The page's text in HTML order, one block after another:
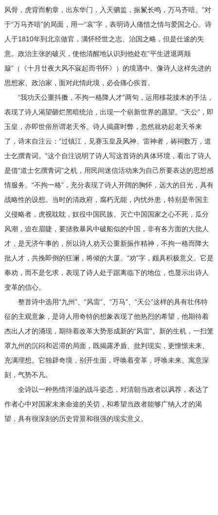
风骨，虎背而豹章，出东华门，入天驷监，振鬣长鸣，万马齐喑。”对
于“万马齐喑”的局面，用一“哀”字，表明诗人痛惜之情与爱国之心。诗
人于1810年到北京做官，满怀经世之志、治国之略，但是仕途的失
意。政治主张的破灭，使他清醒地认识到他处在“平生进退两颠
簸”（《十月廿夜大风不寐起而书怀》）的境遇中。像诗人这样先进的
思想家、政治家，面对此情此境，必会痛心疾首。
“我功天公重抖擞，不拘一格降人才”两句，运用移花接木的手法，
表现了诗人渴望砸烂黑暗统治，出现一个崭新世界的愿望。“天公”，即
玉皇，亦即世俗所谓老天爷。诗人揭露时弊，忽然就劝起老天爷来
了，诗末自注云：“过镇江，见赛玉皇及风神、雷神者，祷祠数万，道
士乞撰青词。”这个自注说明了诗人写这首诗的具体环境，看出了诗人
是借“道士乞撰青词”之机，用民间迷信活动来为自己所要表达的思想感
情服务。“不拘一格”，充分表现了诗人开阔的胸怀，远大的目光，具有
战略性的设想。当时的清政府，腐朽无能，内忧外患，特别是帝国主
义侵略者，虎视耽耽，奴役中国民族、灭亡中国国家之心不死，瓜分
风潮，迫在眉睫，要拯救暴风中破船似的中国，非有各方面的大批人
才，是无济午事的，所以诗人劝天公重新振作精神，不拘一格而降大
批人才，共挽即倒的狂澜，将倾的大厦。“劝”字，颇具积极意义。它是
奉劝，而不是乞求，表现了诗人处于踞离临下的地位，也显示出诗人
变革的信心。
整首诗中选用“九州”、“风雷”、“万马”、“天公”这样的具有壮伟特
征的主观意象，是诗人用奇特的想象表现了他热烈的希望，他期待着
杰出人才的涌现，期待着改革大势形成新的“风雷”、新的生机，一扫笼
罩九州的沉闷和迟滞的局面，既揭露矛盾、批判现实，更憧憬未来、
充满理想。它独辟奇境，别开生面，呼唤着变革，呼唤未来。寓意深
刻，气势不凡。
全诗以一种热情洋溢的战斗姿态，对清朝当政者以讽荐，表达了
作者心中对国家未来命途的关切，和希望当政者能够广纳人才的渴
望，具有很深刻的历史背景和很强的现实意义。